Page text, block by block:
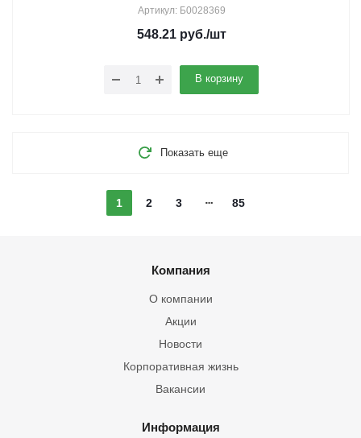
Артикул: Б0028369
548.21руб./шт
В корзину
Показать еще
1 2 3 85
Компания
О компании
Акции
Новости
Корпоративная жизнь
Вакансии
Информация